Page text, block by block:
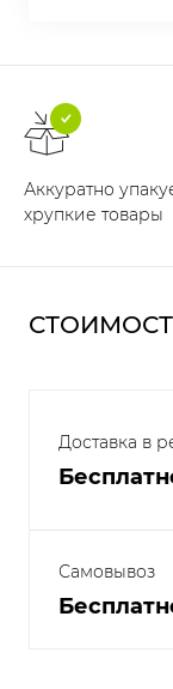
Аккуратно
хрупкие товары
Доставка в
Самовывоз